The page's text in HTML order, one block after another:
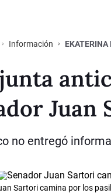
Información EKATERINA
Juan
no entregó
Sartori camina por los